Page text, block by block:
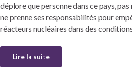
déplore que personne dans ce pays, pas
ne prenne ses responsabilités pour
réacteurs nucléaires dans des conditions
Lire la suite